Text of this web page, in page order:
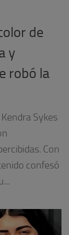
de
y
robó la
Sykes
Con
confesó